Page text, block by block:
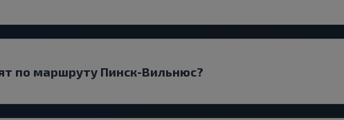
по маршруту Пинск-Вильнюс?